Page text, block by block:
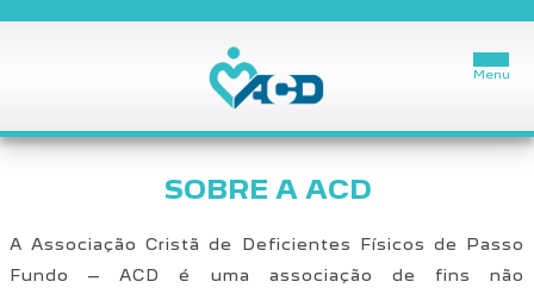
Início
A ACD
SOBRE A ACD
A Associação Cristã de Deficientes Físicos de Passo
Fundo – ACD é uma associação de fins não